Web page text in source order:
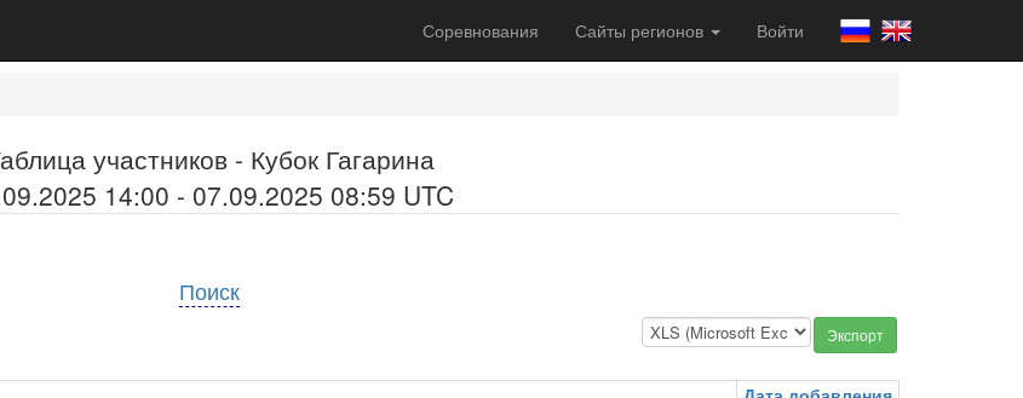
Соревнования Сайты регионов Войти
участников - Кубок Гагарина
14:00 - 07.09.2025 08:59 UTC
Поиск
Экспорт